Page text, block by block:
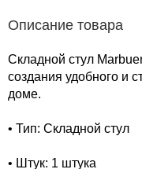
Описание товара
Складной стул
создания удобного и
доме.
• Тип: Складной стул
• Штук: 1 штука